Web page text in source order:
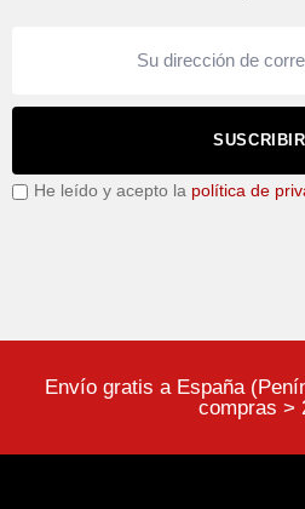
He leído y acepto la política de
Envío gratis a España
compras >